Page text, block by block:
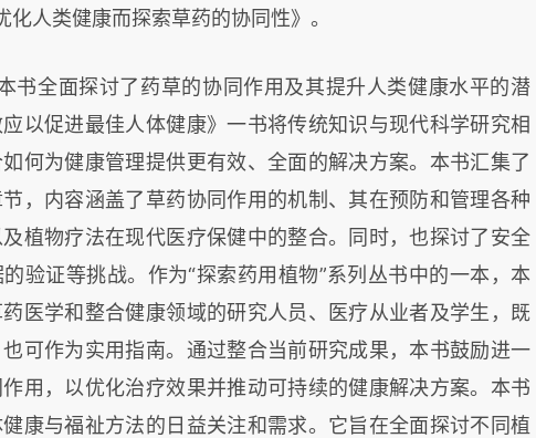
化人类健康而探索草药的协同性》。
书全面探讨了药草的协同作用及其提升人类健康水平的潜
以促进最佳人体健康》一书将传统知识与现代科学研究相
何为健康管理提供更有效、全面的解决方案。本书汇集了
，内容涵盖了草药协同作用的机制、其在预防和管理各种
植物疗法在现代医疗保健中的整合。同时，也探讨了安全
验证等挑战。作为“探索药用植物”系列丛书中的一本，本
医学和整合健康领域的研究人员、医疗从业者及学生，既
可作为实用指南。通过整合当前研究成果，本书鼓励进一
用，以优化治疗效果并推动可持续的健康解决方案。本书
康与福祉方法的日益关注和需求。它旨在全面探讨不同植